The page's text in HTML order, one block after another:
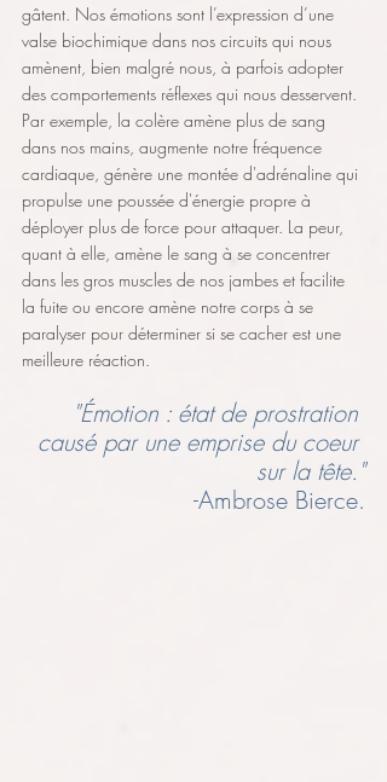
gâtent. Nos émotions sont l’expression d’une
valse biochimique dans nos circuits qui nous
amènent, bien malgré nous, à parfois adopter
des comportements réflexes qui nous desservent.
Par exemple, la colère amène plus de sang
dans nos mains, augmente notre fréquence
cardiaque, génère une montée d'adrénaline qui
propulse une poussée d'énergie propre à
déployer plus de force pour attaquer. La peur,
quant à elle, amène le sang à se concentrer
dans les gros muscles de nos jambes et facilite
la fuite ou encore amène notre corps à se
paralyser pour déterminer si se cacher est une
meilleure réaction.
"Émotion : état de prostration
causé par une emprise du coeur
sur la tête."
-Ambrose Bierce.